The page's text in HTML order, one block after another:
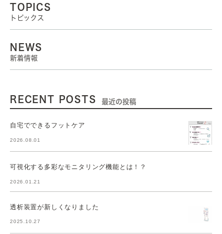
TOPICS
トピックス
NEWS
新着情報
RECENT POSTS 最近の投稿
自宅でできるフットケア
2026.08.01
可視化する多彩なモニタリング機能とは！？
2026.01.21
透析装置が新しくなりました
2025.10.27